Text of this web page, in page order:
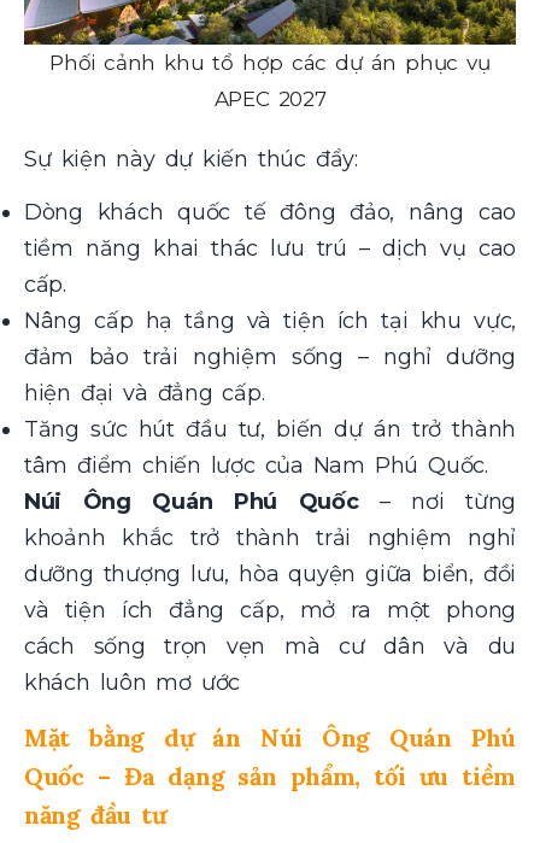
Phối cảnh khu tổ hợp các dự án phục vụ
APEC 2027
Sự kiện này dự kiến thúc đẩy:
Dòng khách quốc tế đông đảo, nâng cao
tiềm năng khai thác lưu trú – dịch vụ cao
cấp.
Nâng cấp hạ tầng và tiện ích tại khu vực,
đảm bảo trải nghiệm sống – nghỉ dưỡng
hiện đại và đẳng cấp.
Tăng sức hút đầu tư, biến dự án trở thành
tâm điểm chiến lược của Nam Phú Quốc.
Núi Ông Quán Phú Quốc– nơi từng
khoảnh khắc trở thành trải nghiệm nghỉ
dưỡng thượng lưu, hòa quyện giữa biển, đồi
và tiện ích đẳng cấp, mở ra một phong
cách sống trọn vẹn mà cư dân và du
khách luôn mơ ước
Mặt bằng dự án Núi Ông Quán Phú
Quốc – Đa dạng sản phẩm, tối ưu tiềm
năng đầu tư